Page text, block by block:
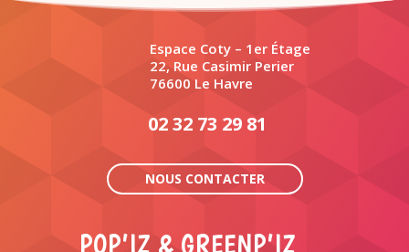
Espace Coty – 1er Étage
22, Rue Casimir Perier
76600 Le Havre
02 32 73 29 81
NOUS CONTACTER
POP’IZ & GREENP’IZ